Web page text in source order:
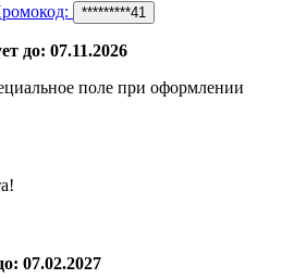
*********41
до: 07.11.2026
поле при оформлении
07.02.2027